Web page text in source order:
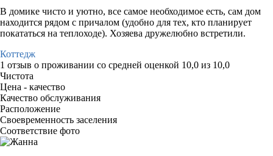
В домике чисто и уютно, все самое необходимое есть, сам дом
находится рядом с причалом (удобно для тех, кто планирует
покататься на теплоходе). Хозяева дружелюбно встретили.
Коттедж
1 отзыв о проживании со средней оценкой 10,0 из 10,0
Чистота
Цена - качество
Качество обслуживания
Расположение
Своевременность заселения
Соответствие фото